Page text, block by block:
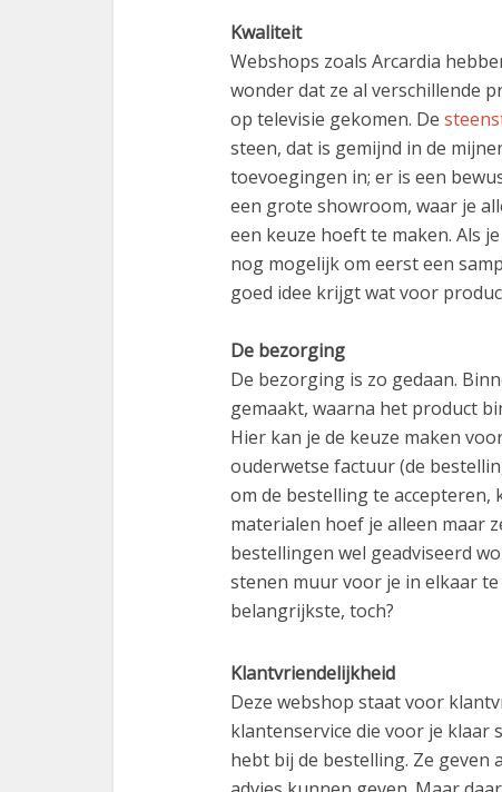
Kwaliteit
Webshops zoals Arcardia
wonder dat ze al verschillende
op televisie gekomen. De
steen, dat is gemijnd in de
toevoegingen in; er is een
een grote showroom, waar je
een keuze hoeft te maken. Als
nog mogelijk om eerst een
goed idee krijgt wat voor
De bezorging
De bezorging is zo gedaan.
gemaakt, waarna het product
Hier kan je de keuze maken
ouderwetse factuur (de
om de bestelling te accepteren,
materialen hoef je alleen maar
bestellingen wel geadviseerd
stenen muur voor je in elkaar
belangrijkste, toch?
Klantvriendelijkheid
Deze webshop staat voor
klantenservice die voor je klaar
hebt bij de bestelling. Ze geven